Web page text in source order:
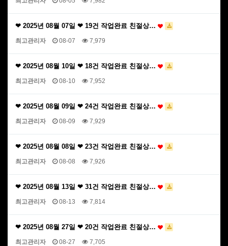
❤ 2025년 08월 07일 ❤ 19건 작업완료 친절상…
최고관리자 08-07 7,979
❤ 2025년 08월 10일 ❤ 18건 작업완료 친절상…
최고관리자 08-10 7,952
❤ 2025년 08월 09일 ❤ 24건 작업완료 친절상…
최고관리자 08-09 7,929
❤ 2025년 08월 08일 ❤ 23건 작업완료 친절상…
최고관리자 08-08 7,926
❤ 2025년 08월 13일 ❤ 31건 작업완료 친절상…
최고관리자 08-13 7,814
❤ 2025년 08월 27일 ❤ 20건 작업완료 친절상…
최고관리자 08-27 7,705